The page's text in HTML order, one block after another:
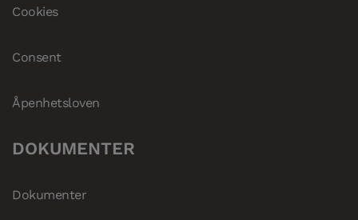
Cookies
Consent
Åpenhetsloven
DOKUMENTER
Dokumenter